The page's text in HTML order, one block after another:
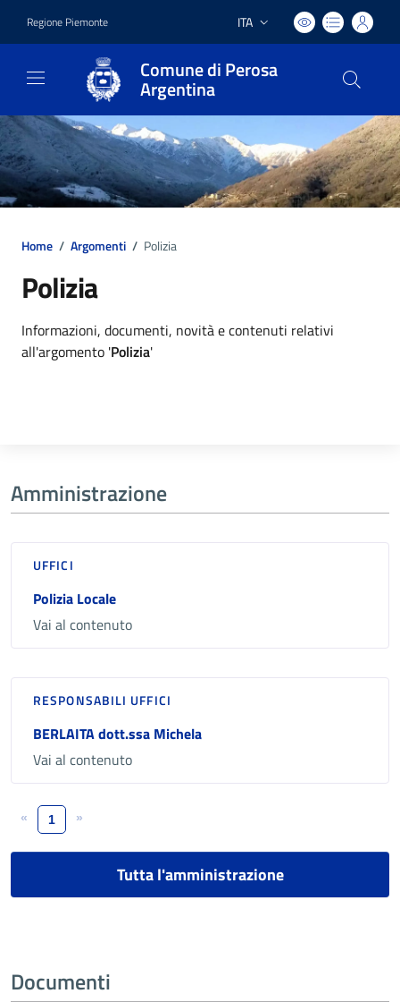
Regione Piemonte Lingua attiva:
ITA
Comune di Perosa
Argentina
Home / Argomenti / Polizia
Polizia
Dettagli argomento
Informazioni, documenti, novità e contenuti relativi
all'argomento 'Polizia'
Amministrazione
UFFICI
Polizia Locale
Vai al contenuto
RESPONSABILI UFFICI
BERLAITA dott.ssa Michela
Vai al contenuto
« 1 »
Tutta l'amministrazione
Documenti